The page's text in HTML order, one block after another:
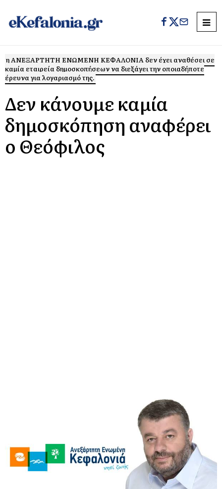
η ΑΝΕΞΑΡΤΗΤΗ ΕΝΩΜΕΝΗ ΚΕΦΑΛΟΝΙΑ δεν έχει αναθέσει σε
καμία εταιρεία δημοσκοπήσεων να διεξάγει την οποιαδήποτε
έρευνα για λογαριασμό της.
Δεν κάνουμε καμία
δημοσκόπηση αναφέρει
ο Θεόφιλος